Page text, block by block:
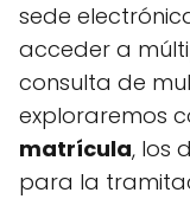
sede
acceder a
consulta de
exploraremos
matrícula, los
para la